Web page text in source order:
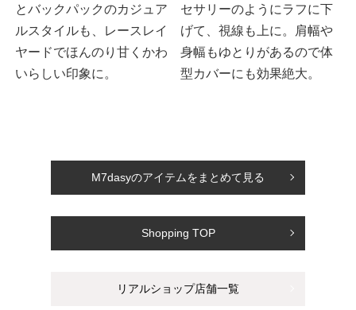
とバックパックのカジュア
ルスタイルも、レースレイ
ヤードでほんのり甘くかわ
いらしい印象に。
セサリーのようにラフに下
げて、視線も上に。肩幅や
身幅もゆとりがあるので体
型カバーにも効果絶大。
M7dasyのアイテムをまとめて見る
Shopping TOP
リアルショップ店舗一覧